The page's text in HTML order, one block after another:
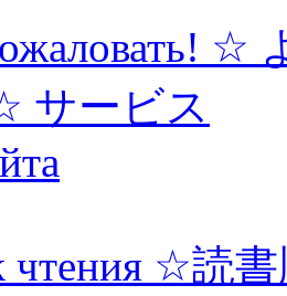
☆
サービス
чтения ☆読